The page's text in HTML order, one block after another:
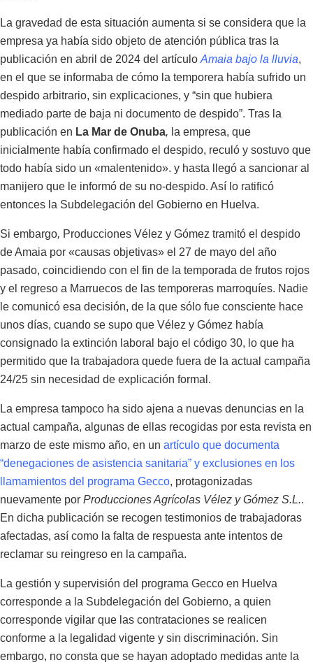
La gravedad de esta situación aumenta si se considera que la
empresa ya había sido objeto de atención pública tras la
publicación en abril de 2024 del artículo Amaia bajo la lluvia,
en el que se informaba de cómo la temporera había sufrido un
despido arbitrario, sin explicaciones, y “sin que hubiera
mediado parte de baja ni documento de despido”. Tras la
publicación en La Mar de Onuba, la empresa, que
inicialmente había confirmado el despido, reculó y sostuvo que
todo había sido un «malentenido». y hasta llegó a sancionar al
manijero que le informó de su no-despido. Así lo ratificó
entonces la Subdelegación del Gobierno en Huelva.
Si embargo, Producciones Vélez y Gómez tramitó el despido
de Amaia por «causas objetivas» el 27 de mayo del año
pasado, coincidiendo con el fin de la temporada de frutos rojos
y el regreso a Marruecos de las temporeras marroquíes. Nadie
le comunicó esa decisión, de la que sólo fue consciente hace
unos días, cuando se supo que Vélez y Gómez había
consignado la extinción laboral bajo el código 30, lo que ha
permitido que la trabajadora quede fuera de la actual campaña
24/25 sin necesidad de explicación formal.
La empresa tampoco ha sido ajena a nuevas denuncias en la
actual campaña, algunas de ellas recogidas por esta revista en
marzo de este mismo año, en un artículo que documenta
“denegaciones de asistencia sanitaria” y exclusiones en los
llamamientos del programa Gecco, protagonizadas
nuevamente por Producciones Agrícolas Vélez y Gómez S.L..
En dicha publicación se recogen testimonios de trabajadoras
afectadas, así como la falta de respuesta ante intentos de
reclamar su reingreso en la campaña.
La gestión y supervisión del programa Gecco en Huelva
corresponde a la Subdelegación del Gobierno, a quien
corresponde vigilar que las contrataciones se realicen
conforme a la legalidad vigente y sin discriminación. Sin
embargo, no consta que se hayan adoptado medidas ante la